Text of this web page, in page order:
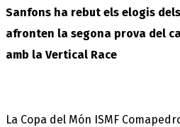
Sanfons ha rebut els elogis
afronten la segona prova del
amb la Vertical Race
La Copa del Món ISMF